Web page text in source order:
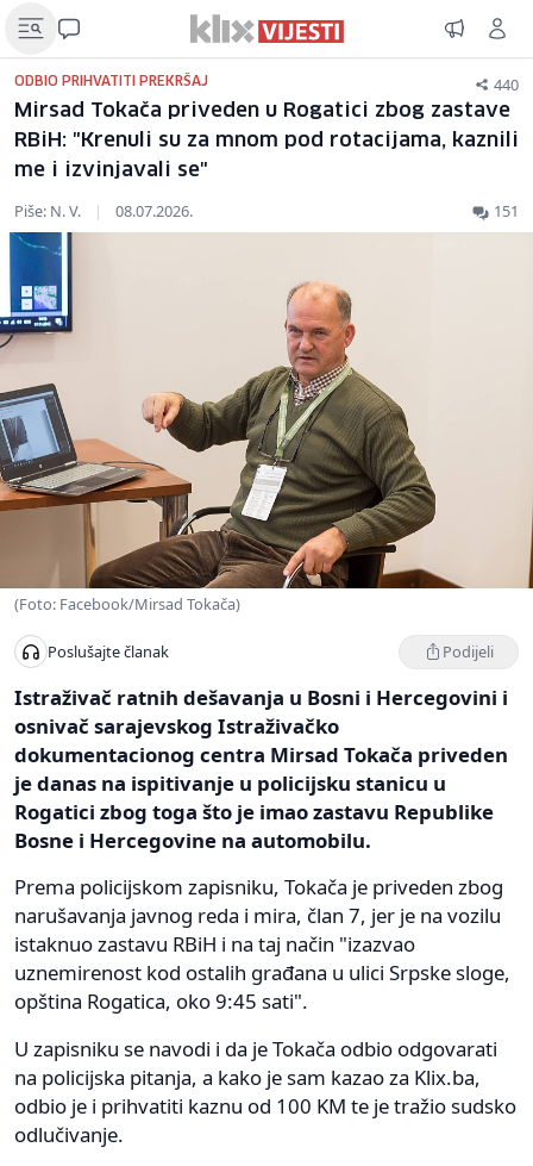
ODBIO PRIHVATITI PREKRŠAJ 440
Mirsad Tokača priveden u Rogatici zbog zastave
RBiH: "Krenuli su za mnom pod rotacijama, kaznili
me i izvinjavali se"
Piše: N. V. | 08.07.2026. 151
(Foto: Facebook/Mirsad Tokača)
Poslušajte članak Podijeli
Istraživač ratnih dešavanja u Bosni i Hercegovini i
osnivač sarajevskog Istraživačko
dokumentacionog centra Mirsad Tokača priveden
je danas na ispitivanje u policijsku stanicu u
Rogatici zbog toga što je imao zastavu Republike
Bosne i Hercegovine na automobilu.
Prema policijskom zapisniku, Tokača je priveden zbog
narušavanja javnog reda i mira, član 7, jer je na vozilu
istaknuo zastavu RBiH i na taj način "izazvao
uznemirenost kod ostalih građana u ulici Srpske sloge,
opština Rogatica, oko 9:45 sati".
U zapisniku se navodi i da je Tokača odbio odgovarati
na policijska pitanja, a kako je sam kazao za Klix.ba,
odbio je i prihvatiti kaznu od 100 KM te je tražio sudsko
odlučivanje.